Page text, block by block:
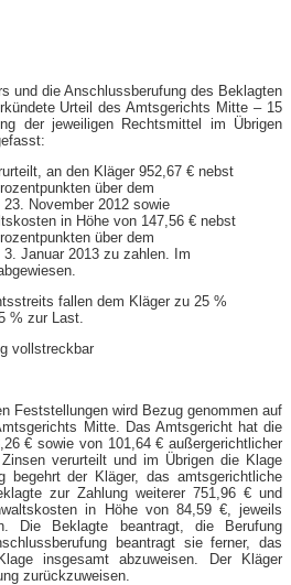
und die Anschlussberufung des Beklagten
Urteil des Amtsgerichts Mitte – 15
der jeweiligen Rechtsmittel im Übrigen
an den Kläger 952,67 € nebst
über dem
November 2012 sowie
in Höhe von 147,56 € nebst
über dem
Januar 2013 zu zahlen. Im
fallen dem Kläger zu 25 %
% zur Last.
vollstreckbar
Feststellungen wird Bezug genommen auf
Mitte. Das Amtsgericht hat die
€ sowie von 101,64 € außergerichtlicher
verurteilt und im Übrigen die Klage
begehrt der Kläger, das amtsgerichtliche
zur Zahlung weiterer 751,96 € und
in Höhe von 84,59 €, jeweils
Die Beklagte beantragt, die Berufung
beantragt sie ferner, das
insgesamt abzuweisen. Der Kläger
zurückzuweisen.